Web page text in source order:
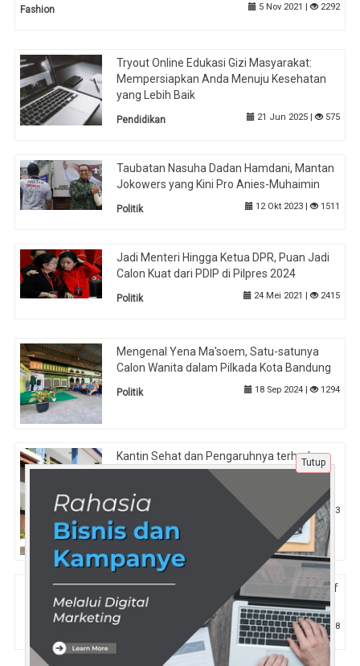
Fashion 5 Nov 2021 | 2292
Tryout Online Edukasi Gizi Masyarakat:
Mempersiapkan Anda Menuju Kesehatan
yang Lebih Baik
Pendidikan 21 Jun 2025 | 575
Taubatan Nasuha Dadan Hamdani, Mantan
Jokowers yang Kini Pro Anies-Muhaimin
Politik 12 Okt 2023 | 1511
Jadi Menteri Hingga Ketua DPR, Puan Jadi
Calon Kuat dari PDIP di Pilpres 2024
Politik 24 Mei 2021 | 2415
Mengenal Yena Ma'soem, Satu-satunya
Calon Wanita dalam Pilkada Kota Bandung
Politik 18 Sep 2024 | 1294
Kantin Sehat dan Pengaruhnya terhadap
Pengurangan Obesitas di Kalangan Pelajar
Pendidikan 6 Nov 2024 | 753
Mengapa Tryout CPNS Terbaik Lebih Efektif
dari Latihan Konvensional?
Pendidikan 14 Mei 2025 | 598
Tutup